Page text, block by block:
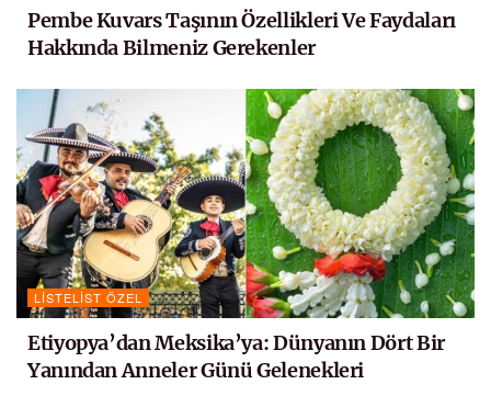
Pembe Kuvars Taşının Özellikleri Ve Faydaları
Hakkında Bilmeniz Gerekenler
LISTELIST ÖZEL
Etiyopya’dan Meksika’ya: Dünyanın Dört Bir
Yanından Anneler Günü Gelenekleri